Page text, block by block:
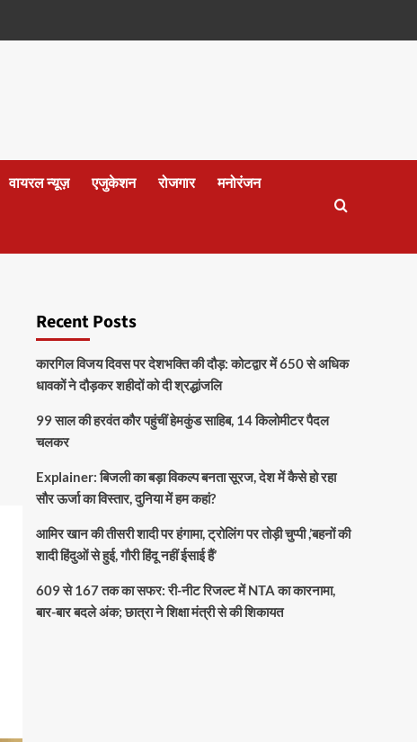
वायरल न्यूज़ एजुकेशन रोजगार मनोरंजन
Recent Posts
कारगिल विजय दिवस पर देशभक्ति की दौड़: कोटद्वार में 650 से अधिक
धावकों ने दौड़कर शहीदों को दी श्रद्धांजलि
99 साल की हरवंत कौर पहुंचीं हेमकुंड साहिब, 14 किलोमीटर पैदल
चलकर
Explainer: बिजली का बड़ा विकल्प बनता सूरज, देश में कैसे हो रहा
सौर ऊर्जा का विस्तार, दुनिया में हम कहां?
आमिर खान की तीसरी शादी पर हंगामा, ट्रोलिंग पर तोड़ी चुप्पी ,’बहनों की
शादी हिंदुओं से हुई, गौरी हिंदू नहीं ईसाई हैं’
609 से 167 तक का सफर: री-नीट रिजल्ट में NTA का कारनामा,
बार-बार बदले अंक; छात्रा ने शिक्षा मंत्री से की शिकायत